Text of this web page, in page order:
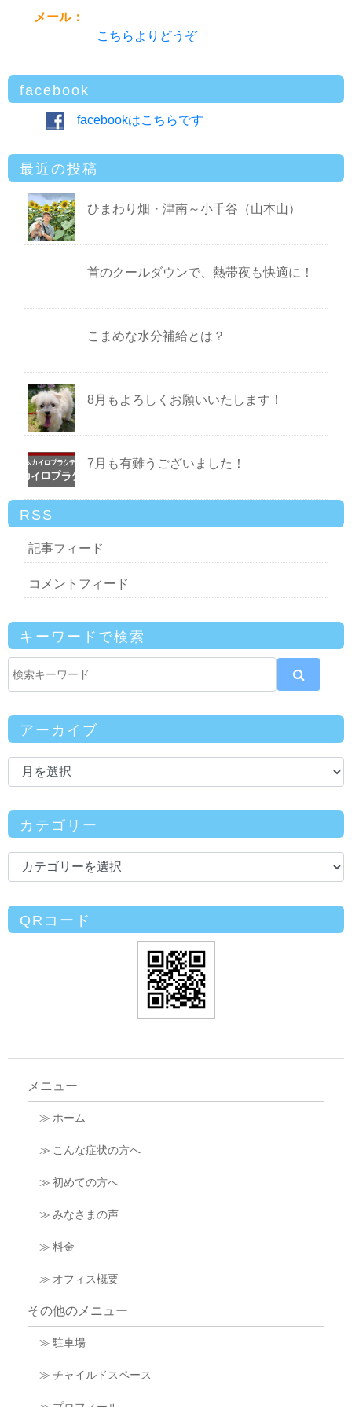
メール：
こちらよりどうぞ
facebook
facebookはこちらです
最近の投稿
ひまわり畑・津南～小千谷（山本山）
首のクールダウンで、熱帯夜も快適に！
こまめな水分補給とは？
8月もよろしくお願いいたします！
7月も有難うございました！
RSS
記事フィード
コメントフィード
キーワードで検索
アーカイブ
カテゴリー
QRコード
メニュー
≫ ホーム
≫ こんな症状の方へ
≫ 初めての方へ
≫ みなさまの声
≫ 料金
≫ オフィス概要
その他のメニュー
≫ 駐車場
≫ チャイルドスペース